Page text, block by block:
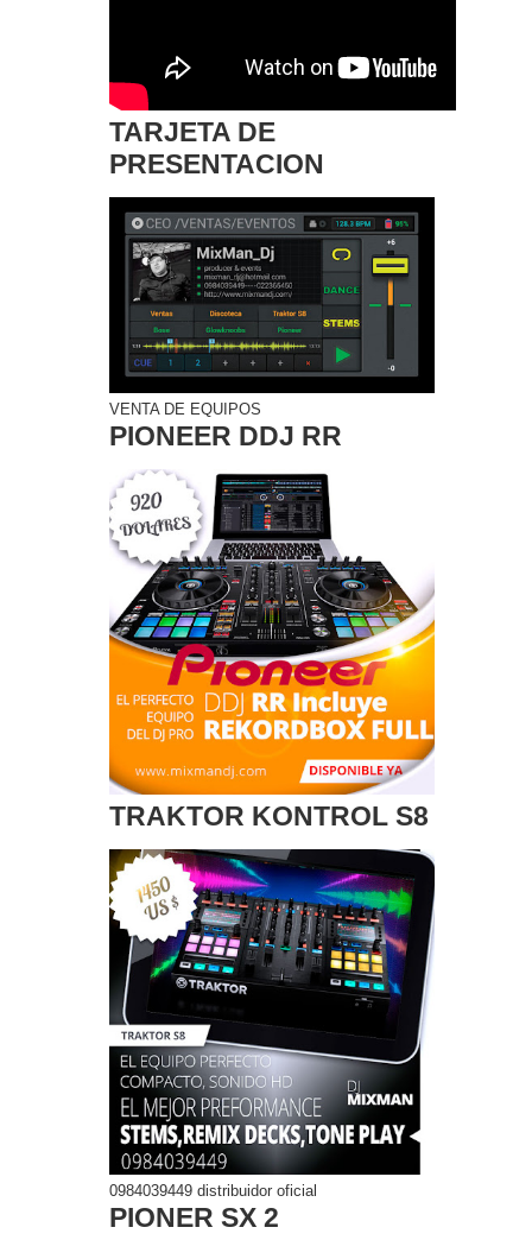
TARJETA DE
PRESENTACION
VENTA DE EQUIPOS
PIONEER DDJ RR
TRAKTOR KONTROL S8
0984039449 distribuidor oficial
PIONER SX 2